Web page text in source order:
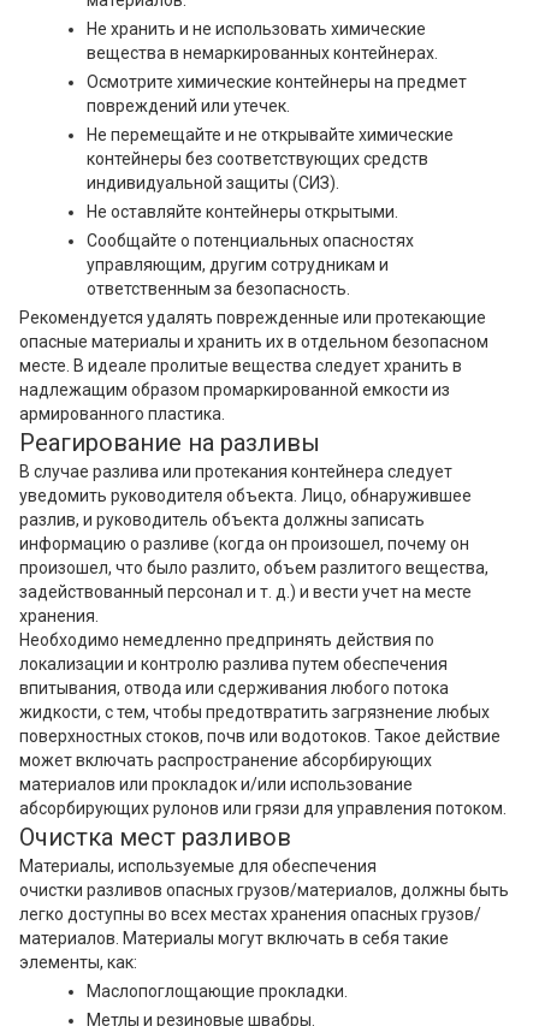
Не хранить и не использовать химические
вещества в немаркированных контейнерах.
Осмотрите химические контейнеры на предмет
повреждений или утечек.
Не перемещайте и не открывайте химические
контейнеры без соответствующих средств
индивидуальной защиты (СИЗ).
Не оставляйте контейнеры открытыми.
Сообщайте о потенциальных опасностях
управляющим, другим сотрудникам и
ответственным за безопасность.
Рекомендуется удалять поврежденные или протекающие
опасные материалы и хранить их в отдельном безопасном
месте. В идеале пролитые вещества следует хранить в
надлежащим образом промаркированной емкости из
армированного пластика.
Реагирование на разливы
В случае разлива или протекания контейнера следует
уведомить руководителя объекта. Лицо, обнаружившее
разлив, и руководитель объекта должны записать
информацию о разливе (когда он произошел, почему он
произошел, что было разлито, объем разлитого вещества,
задействованный персонал и т. д.) и вести учет на месте
хранения.
Необходимо немедленно предпринять действия по
локализации и контролю разлива путем обеспечения
впитывания, отвода или сдерживания любого потока
жидкости, с тем, чтобы предотвратить загрязнение любых
поверхностных стоков, почв или водотоков. Такое действие
может включать распространение абсорбирующих
материалов или прокладок и/или использование
абсорбирующих рулонов или грязи для управления потоком.
Очистка мест разливов
Материалы, используемые для обеспечения
очистки разливов опасных грузов/материалов, должны быть
легко доступны во всех местах хранения опасных грузов/
материалов. Материалы могут включать в себя такие
элементы, как:
Маслопоглощающие прокладки.
Метлы и резиновые швабры.